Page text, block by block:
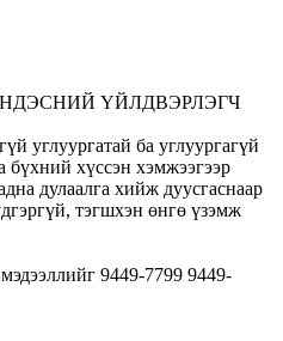
ҮЙЛДВЭРЛЭГЧ
углуургатай ба углуургагүй
бүхний хүссэн хэмжээгээр
дулаалга хийж дуусгаснаар
тэгшхэн өнгө үзэмж
9449-7799 9449-